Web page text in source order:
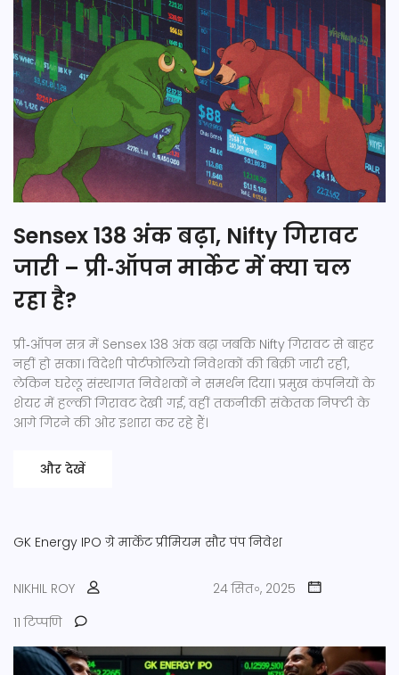
Sensex 138 अंक बढ़ा, Nifty गिरावट
जारी – प्री‑ऑपन मार्केट में क्या चल
रहा है?
प्री‑ऑपन सत्र में Sensex 138 अंक बढ़ा जबकि Nifty गिरावट से बाहर
नहीं हो सका। विदेशी पोर्टफोलियो निवेशकों की बिक्री जारी रही,
लेकिन घरेलू संस्थागत निवेशकों ने समर्थन दिया। प्रमुख कंपनियों के
शेयर में हल्की गिरावट देखी गई, वहीं तकनीकी संकेतक निफ्टी के
आगे गिरने की ओर इशारा कर रहे हैं।
और देखें
GK Energy IPO ग्रे मार्केट प्रीमियम सौर पंप निवेश
NIKHIL ROY
24 सित॰, 2025
11 टिप्पणि